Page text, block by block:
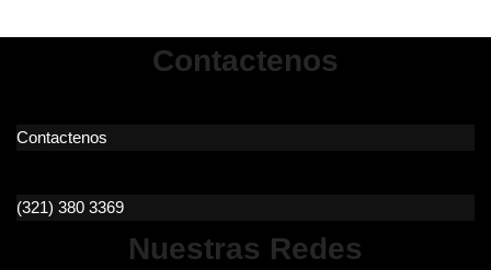
Contactenos
Contactenos
(321) 380 3369
Nuestras Redes